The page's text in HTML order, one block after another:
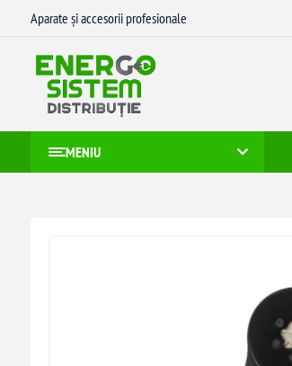
Aparate și accesorii profesionale
MENIU